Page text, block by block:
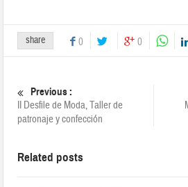
47
48
51
52
Next
Previous :
II Desfile de Moda, Taller de